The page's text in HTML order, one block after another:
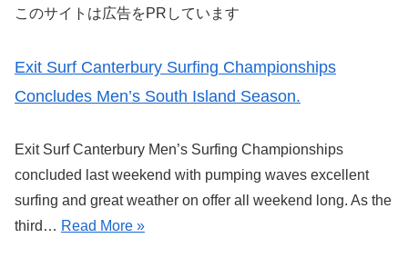
このサイトは広告をPRしています
Exit Surf Canterbury Surfing Championships
Concludes Men’s South Island Season.
Exit Surf Canterbury Men’s Surfing Championships
concluded last weekend with pumping waves excellent
surfing and great weather on offer all weekend long. As the
third… Read More »